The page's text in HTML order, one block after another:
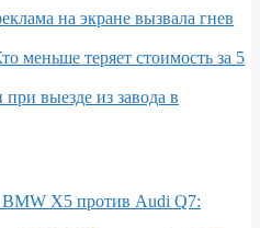
на экране вызвала гнев
меньше теряет стоимость за 5
выезде из завода в
X5 против Audi Q7: